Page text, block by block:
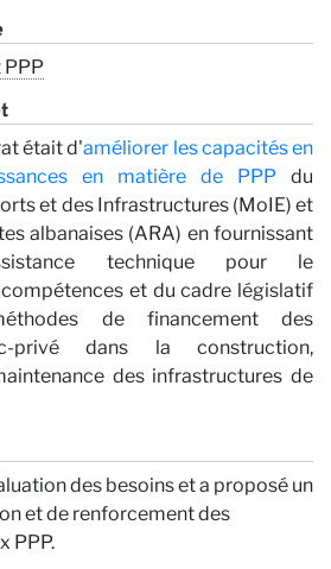
était d'améliorer les capacités en
en matière de PPP du
et des Infrastructures (MoIE) et
albanaises (ARA) en fournissant
technique pour le
et du cadre législatif
de financement des
privé dans la construction,
des infrastructures de
des besoins et a proposé un
et de renforcement des
PPP.